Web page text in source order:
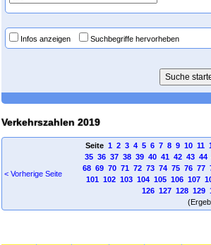
Infos anzeigen Suchbegriffe hervorheben
Verkehrszahlen 2019
< Vorherige Seite
Seite 1 2 3 4 5 6 7 8 9 10 11
35 36 37 38 39 40 41 42 43 44
68 69 70 71 72 73 74 75 76 77
101 102 103 104 105 106 107
126 127 128 129